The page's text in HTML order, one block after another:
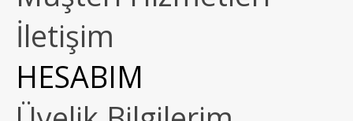
İletişim
HESABIM